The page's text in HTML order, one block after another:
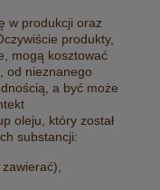
w produkcji oraz
produkty,
mogą kosztować
od nieznanego
a być może
oleju, który został
substancji: